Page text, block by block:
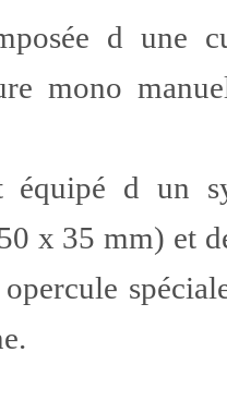
d une
mono
équipé d un
x 35 mm) et